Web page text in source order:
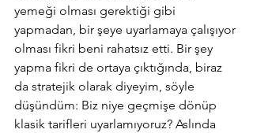
yemeği olması gerektiği gibi
yapmadan, bir şeye uyarlamaya çalışıyor
olması fikri beni rahatsız etti. Bir şey
yapma fikri de ortaya çıktığında, biraz
da stratejik olarak diyeyim, söyle
düşündüm: Biz niye geçmişe dönüp
klasik tarifleri uyarlamıyoruz? Aslında